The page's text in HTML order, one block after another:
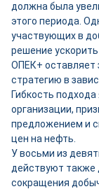
должна была
этого периода.
участвующих в
решение ускорить
ОПЕК+ оставляет
стратегию в
Гибкость
организации,
предложением и
цен на нефть.
У восьми из
действуют также
сокращения